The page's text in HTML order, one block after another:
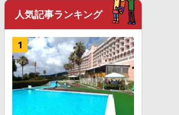
人気記事ランキング